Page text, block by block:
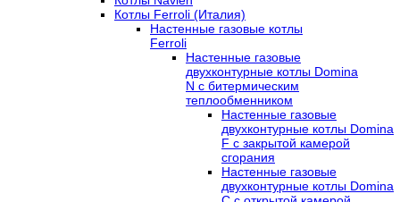
Котлы Ferroli (Италия)
Настенные газовые котлы
Ferroli
Настенные газовые
двухконтурные котлы Domina
N с битермическим
теплообменником
Настенные газовые
двухконтурные котлы Domina
F с закрытой камерой
сгорания
Настенные газовые
двухконтурные котлы Domina